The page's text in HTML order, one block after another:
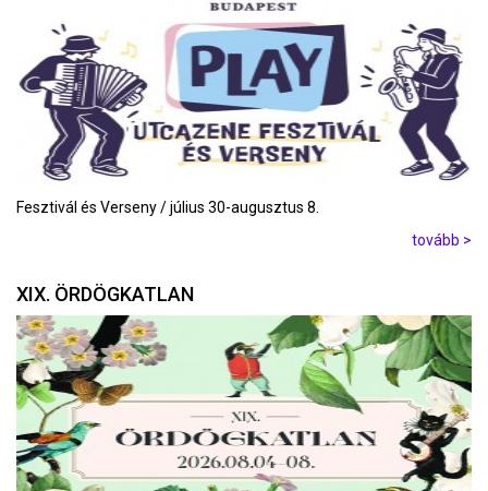
Fesztivál és Verseny / július 30-augusztus 8.
tovább >
XIX. ÖRDÖGKATLAN